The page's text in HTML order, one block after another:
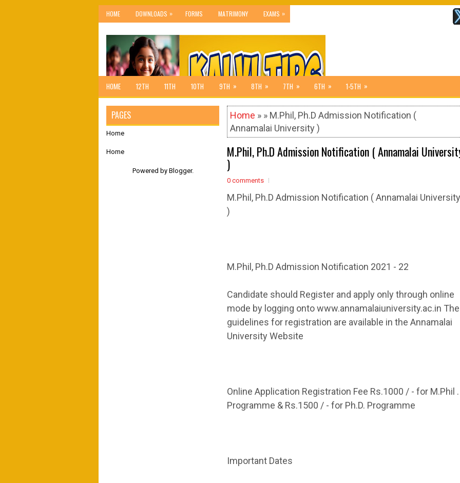
HOME DOWNLOADS » FORMS MATRIMONY EXAMS »
HOME 12TH 11TH 10TH 9TH » 8TH » 7TH » 6TH » 1-5TH »
Home » » M.Phil, Ph.D Admission Notification (
Annamalai University )
M.Phil, Ph.D Admission Notification ( Annamalai
)
0 comments
M.Phil, Ph.D Admission Notification ( Annamalai University
)
M.Phil, Ph.D Admission Notification 2021 - 22
Candidate should Register and apply only through online
mode by logging onto www.annamalaiuniversity.ac.in The
guidelines for registration are available in the Annamalai
University Website
Online Application Registration Fee Rs.1000 / - for M.Phil .
Programme & Rs.1500 / - for Ph.D. Programme
Important Dates
PAGES
Home
Home
Powered by Blogger.